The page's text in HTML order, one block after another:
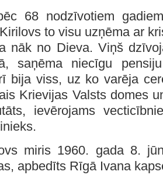
68 nodzīvotiem
to visu uzņēma ar
nāk no Dieva. Viņš
saņēma niecīgu
bija viss, uz ko varēja
Krievijas Valsts domes
ievērojams
miris 1960. gada 8.
apbedīts Rīgā Ivana